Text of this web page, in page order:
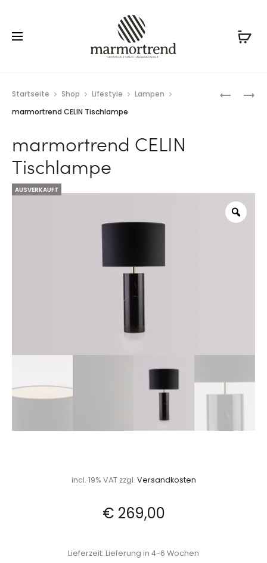
Startseite Shop Lifestyle
Lampen
marmortrend CELIN Tischlampe
AUSVERKAUFT
marmortrend CELIN
Tischlampe
incl. 19% VAT zzgl. Versandkosten
€ 269,00
Lieferzeit: Lieferung in 4-6 Wochen